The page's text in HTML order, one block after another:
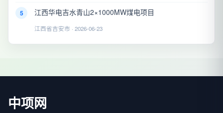
5 江西华电吉水青山2×1000MW煤电项目
江西省吉安市 · 2026-06-23
中项网